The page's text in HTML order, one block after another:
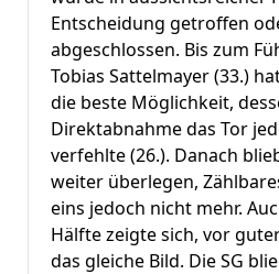
Entscheidung getroffen
abgeschlossen. Bis zum
Tobias Sattelmayer (33.)
die beste Möglichkeit,
Direktabnahme das Tor
verfehlte (26.). Danach
weiter überlegen,
eins jedoch nicht mehr.
Hälfte zeigte sich, vor
das gleiche Bild. Die SG